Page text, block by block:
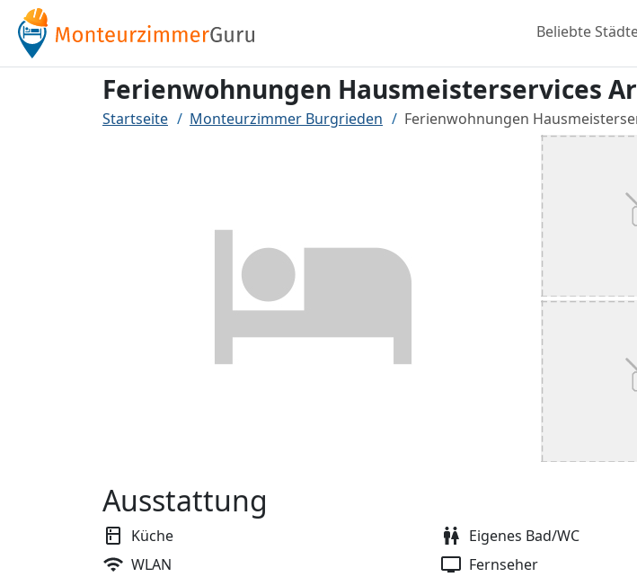
Beliebte
Ferienwohnungen Hausmeisterservices
Startseite Monteurzimmer Burgrieden Ferienwohnungen
Ausstattung
Küche
Eigenes Bad/WC
WLAN
Fernseher